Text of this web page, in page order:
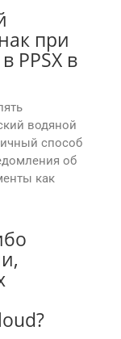
при
PPSX в
водяной
способ
об
как